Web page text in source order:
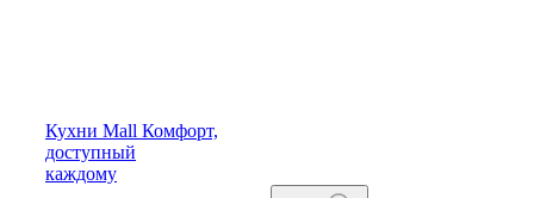
Кухни Mall Комфорт,
доступный
каждому